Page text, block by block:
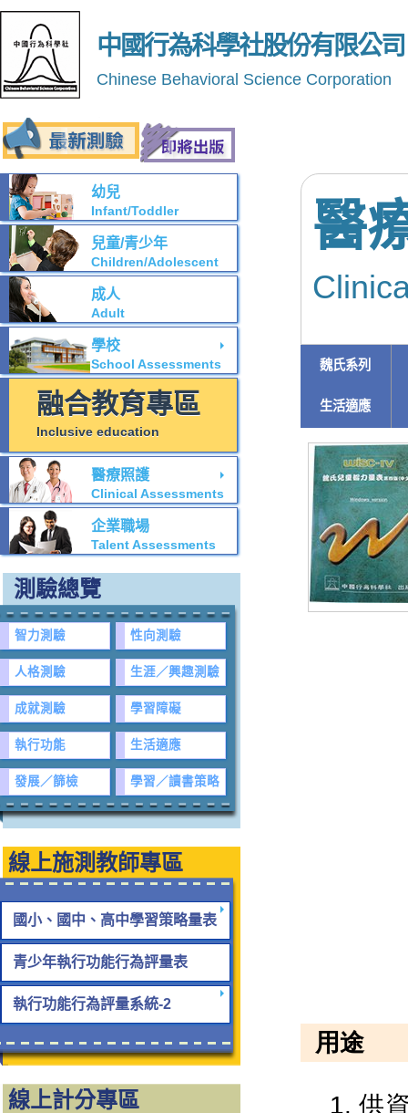
中國行為科學社股份有限公司
Chinese Behavioral Science Corporation
醫
魏氏系列
生活適應
幼兒
Infant/Toddler
兒童/青少年
Children/Adolescent
成人
Adult
學校
School Assessments
融合教育專區
Inclusive education
醫療照護
Clinical Assessments
企業職場
Talent Assessments
測驗總覽
智力測驗 性向測驗
人格測驗 生涯／興趣測驗
成就測驗 學習障礙
執行功能 生活適應
發展／篩檢 學習／讀書策略
線上施測教師專區
國小、國中、高中學習策略量表
青少年執行功能行為評量表
執行功能行為評量系統-2
線上計分專區